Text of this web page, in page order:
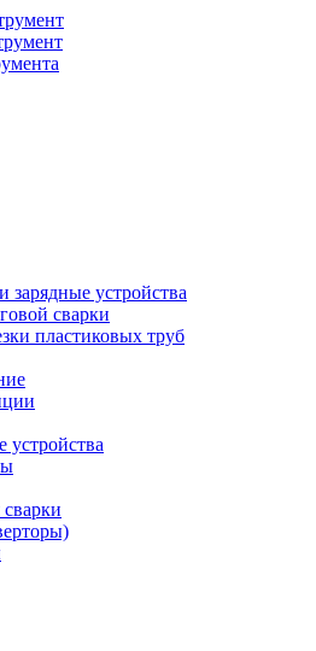
зарядные устройства
сварки
пластиковых труб
устройства